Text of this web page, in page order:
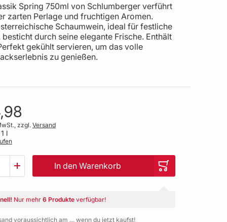
Spring 750ml von Schlumberger verführt
zarten Perlage und fruchtigen Aromen.
Schaumwein, ideal für festliche
besticht durch seine elegante Frische. Enthält
gekühlt servieren, um das volle
zu genießen.
zzgl. Versand
l
In den Warenkorb
Nur mehr 6 Produkte verfügbar!
voraussichtlich am … wenn du jetzt kaufst!